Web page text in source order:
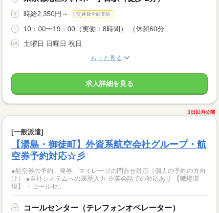
時給2,350円～ 交通費全額支給
10：00〜19：00（実働：8時間） （休憩60分...
土曜日 日曜日 祝日
もっと見る
求人詳細を見る
3日以内公開
[一般派遣]
【湯島・御徒町】外資系航空会社グループ・航
空券予約対応☆彡
●航空券の予約、発券、マイレージの問合せ対応（個人の予約の方向
け） ●自社システムへの履歴入力 ※英会話での対応あり 【職場環
境】 ・コールセ...
コールセンター（テレフォンオペレーター）